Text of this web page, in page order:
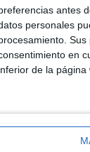
antes
personales
en
de la página
es evidente y